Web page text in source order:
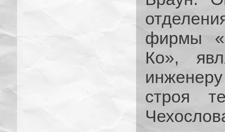
фирмы
Ко»,
строя